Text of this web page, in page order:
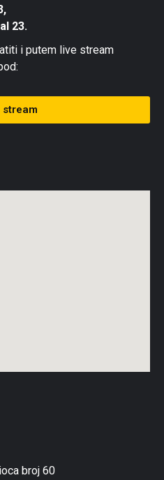
23.
i putem live stream
stream
broj 60